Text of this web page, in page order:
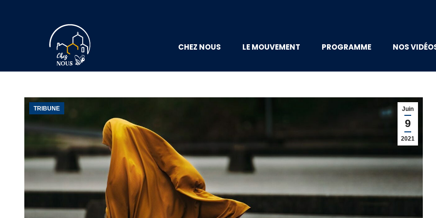
CHEZ NOUS LE MOUVEMENT PROGRAMME NOS
Juin
9
2021
TRIBUNE